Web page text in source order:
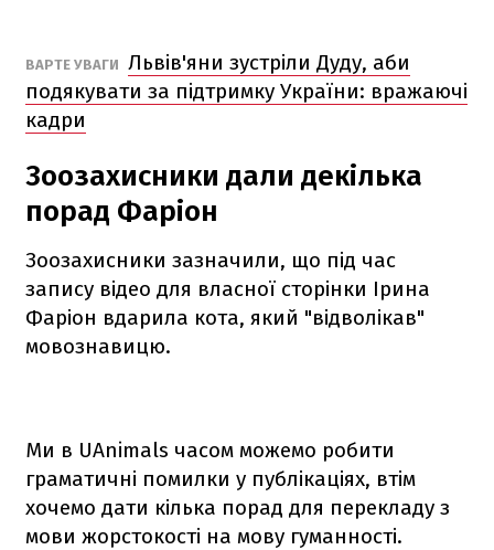
ВАРТЕ УВАГИ Львів'яни зустріли Дуду, аби
подякувати за підтримку України: вражаючі
кадри
Зоозахисники дали декілька
порад Фаріон
Зоозахисники зазначили, що під час
запису відео для власної сторінки Ірина
Фаріон вдарила кота, який "відволікав"
мовознавицю.
Ми в UAnimals часом можемо робити
граматичні помилки у публікаціях, втім
хочемо дати кілька порад для перекладу з
мови жорстокості на мову гуманності.